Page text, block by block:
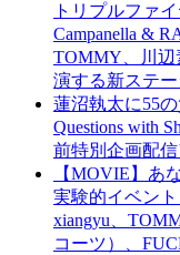
トリプルファ
Campanella &
TOMMY、川辺
演する新ステー
蓮沼執太に55
Questions with
前特別企画配
【MOVIE】あ
実験的イベント
xiangyu、
コーツ）、